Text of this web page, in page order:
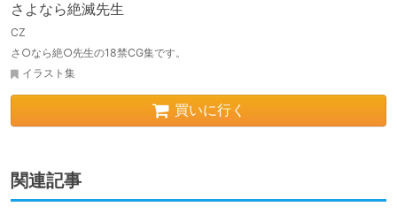
さよなら絶滅先生
CZ
さ○なら絶○先生の18禁CG集です。
イラスト集
買いに行く
関連記事